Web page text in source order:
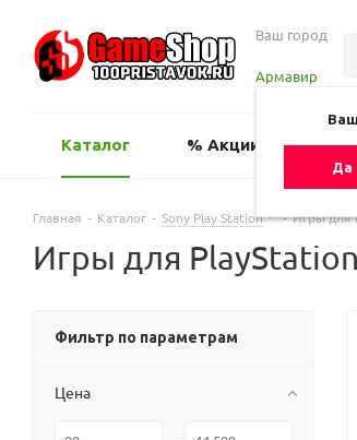
Ваш город
Армавир
Да
Каталог % Акции
Главная - Каталог - Sony Play Station - Игры для
Игры для PlayStation
Фильтр по параметрам
Цена